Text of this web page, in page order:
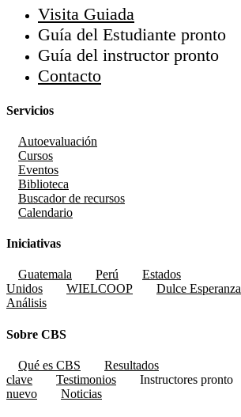
Visita Guiada
Guía del Estudiante pronto
Guía del instructor pronto
Contacto
Servicios
Autoevaluación
Cursos
Eventos
Biblioteca
Buscador de recursos
Calendario
Iniciativas
Guatemala Perú
Estados
Unidos
WIELCOOP Dulce Esperanza
Análisis
Sobre CBS
Qué es CBS
Resultados
clave
Testimonios Instructores pronto
nuevo
Noticias